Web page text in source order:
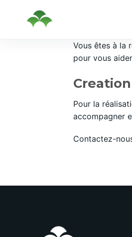
Vous êtes à la
pour vous
Pour la
accompagner
Contactez-